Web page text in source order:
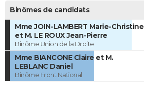
Binômes de candidats
Mme JOIN-LAMBERT Marie-Christine
et M. LE ROUX Jean-Pierre
Binôme Union de la Droite
Mme BIANCONE Claire et M.
LEBLANC Daniel
Binôme Front National